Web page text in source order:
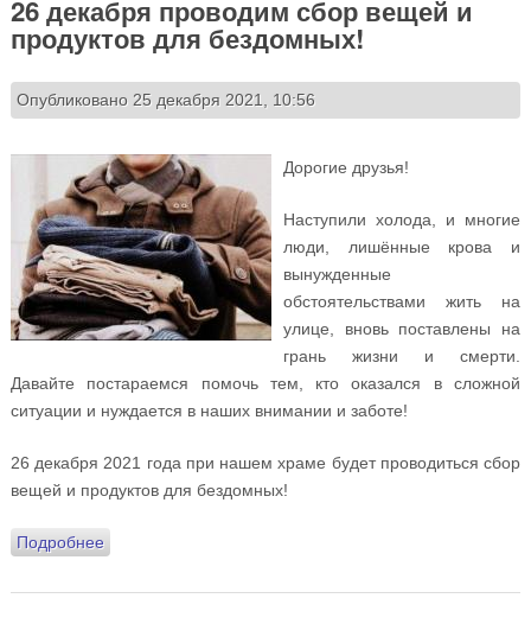
26 декабря проводим сбор вещей и
продуктов для бездомных!
Опубликовано 25 декабря 2021, 10:56
Дорогие друзья!
Наступили холода, и многие
люди, лишённые крова и
вынужденные
обстоятельствами жить на
улице, вновь поставлены на
грань жизни и смерти.
Давайте постараемся помочь тем, кто оказался в сложной
ситуации и нуждается в наших внимании и заботе!
26 декабря 2021 года при нашем храме будет проводиться сбор
вещей и продуктов для бездомных!
Подробнеео 26 декабря проводим сбор вещей и продуктов для